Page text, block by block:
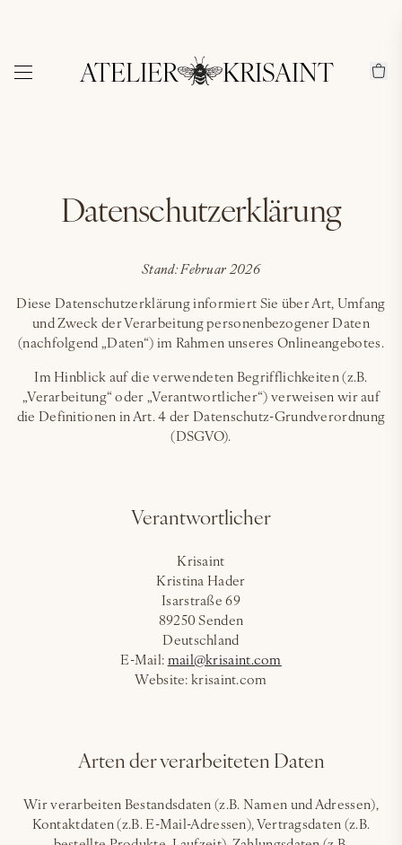
ATELIER KRISAINT
Datenschutzerklärung
Stand: Februar 2026
Diese Datenschutzerklärung informiert Sie über Art, Umfang
und Zweck der Verarbeitung personenbezogener Daten
(nachfolgend „Daten“) im Rahmen unseres Onlineangebotes.
Im Hinblick auf die verwendeten Begrifflichkeiten (z.B.
„Verarbeitung“ oder „Verantwortlicher“) verweisen wir auf
die Definitionen in Art. 4 der Datenschutz-Grundverordnung
(DSGVO).
Verantwortlicher
Krisaint
Kristina Hader
Isarstraße 69
89250 Senden
Deutschland
E-Mail:mail@krisaint.com
Website: krisaint.com
Arten der verarbeiteten Daten
Wir verarbeiten Bestandsdaten (z.B. Namen und Adressen),
Kontaktdaten (z.B. E-Mail-Adressen), Vertragsdaten (z.B.